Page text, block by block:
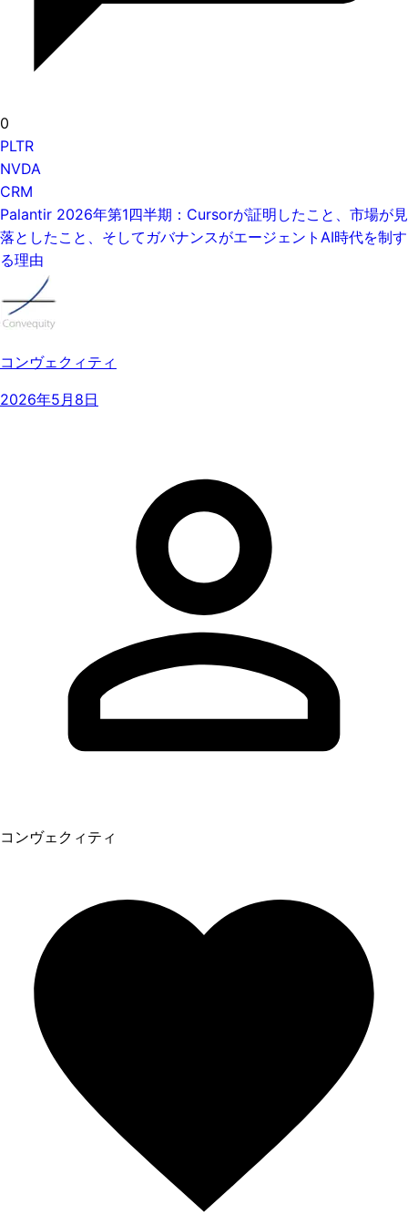
0
PLTR
NVDA
CRM
Palantir 2026年第1四半期：Cursorが証明したこと、市場が見
落としたこと、そしてガバナンスがエージェントAI時代を制す
る理由
コンヴェクィティ
2026年5月8日
コンヴェクィティ